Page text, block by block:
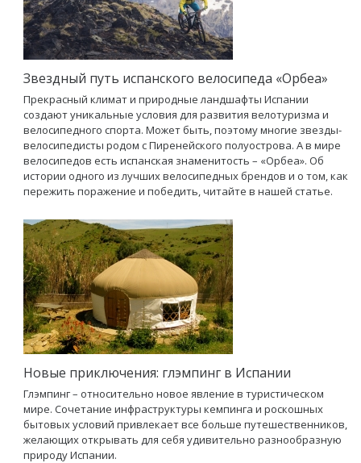
Звездный путь испанского велосипеда «Орбеа»
Прекрасный климат и природные ландшафты Испании
создают уникальные условия для развития велотуризма и
велосипедного спорта. Может быть, поэтому многие звезды-
велосипедисты родом с Пиренейского полуострова. А в мире
велосипедов есть испанская знаменитость – «Орбеа». Об
истории одного из лучших велосипедных брендов и о том, как
пережить поражение и победить, читайте в нашей статье.
Новые приключения: глэмпинг в Испании
Глэмпинг – относительно новое явление в туристическом
мире. Сочетание инфраструктуры кемпинга и роскошных
бытовых условий привлекает все больше путешественников,
желающих открывать для себя удивительно разнообразную
природу Испании.